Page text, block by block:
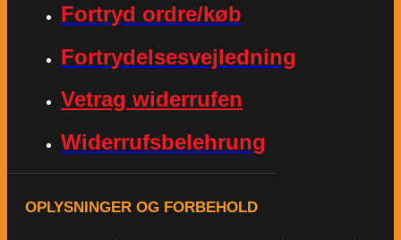
Fortryd ordre/køb
Fortrydelsesvejledning
Vetrag widerrufen
Widerrufsbelehrung
OPLYSNINGER OG FORBEHOLD